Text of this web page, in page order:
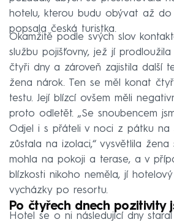
hotelu, kterou budu obývat až do
popsala česká turistka.
Okamžitě podle svých slov
službu pojišťovny, jež jí
čtyři dny a zároveň zajistila další
žena nárok. Ten se měl konat
testu. Její blízcí ovšem měli
proto odletět. „Se snoubencem
Odjel i s přáteli v noci z pátku
zůstala na izolaci,“ vysvětlila
mohla na pokoji a terase, a v
blízkosti nikoho neměla, jí
vycházky po resortu.
Po čtyřech dnech pozitivity
Hotel se o ni následující dny